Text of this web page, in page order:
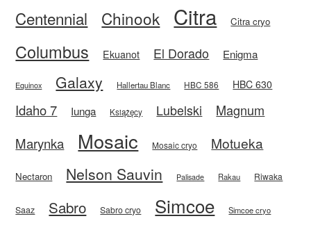
Centennial Chinook Citra Citra cryo
Columbus Ekuanot El Dorado Enigma
Equinox Galaxy Hallertau Blanc HBC 586 HBC 630
Idaho 7 Iunga Książęcy Lubelski
Magnum
Marynka
Mosaic Mosaic cryo Motueka
Nectaron Nelson Sauvin Palisade Rakau Riwaka
Saaz Sabro Sabro cryo Simcoe Simcoe cryo